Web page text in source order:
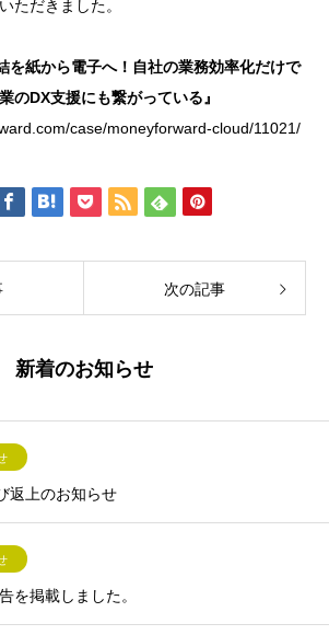
ただきました。
を紙から電子へ！自社の業務効率化だけで
のDX支援にも繋がっている』
case/moneyforward-cloud/11021/
次の記事
新着のお知らせ
返上のお知らせ
を掲載しました。